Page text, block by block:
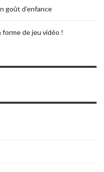
goût d’enfance
de jeu vidéo !